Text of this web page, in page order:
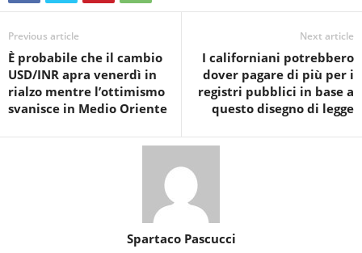
Previous article
È probabile che il cambio
USD/INR apra venerdì in
rialzo mentre l’ottimismo
svanisce in Medio Oriente
Next article
I californiani potrebbero
dover pagare di più per i
registri pubblici in base a
questo disegno di legge
Spartaco Pascucci